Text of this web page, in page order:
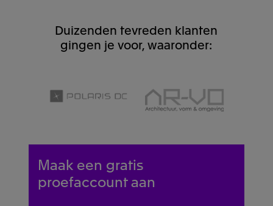
Duizenden tevreden klanten
gingen je voor, waaronder:
Maak een gratis
proefaccount aan